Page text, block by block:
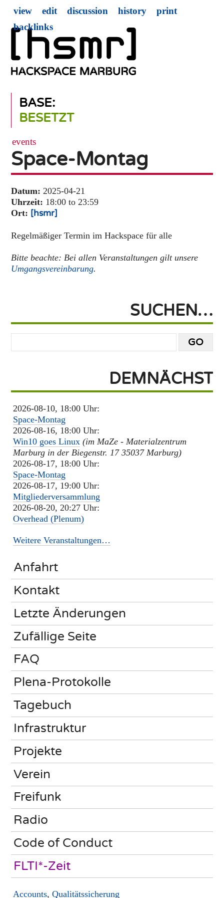
BASE:
BESETZT
view edit discussion history
print
backlinks
events
Space-Montag
Datum: 2025-04-21
Uhrzeit: 18:00 to 23:59
Ort: [hsmr]
Regelmäßiger Termin im Hackspace für alle
Bitte beachte: Bei allen Veranstaltungen gilt unsere
Umgangsvereinbarung.
SUCHEN…
DEMNÄCHST
2026-08-10, 18:00 Uhr:
Space-Montag
2026-08-16, 18:00 Uhr:
Win10 goes Linux (im MaZe - Materialzentrum
Marburg in der Biegenstr. 17 35037 Marburg)
2026-08-17, 18:00 Uhr:
Space-Montag
2026-08-17, 19:00 Uhr:
Mitgliederversammlung
2026-08-20, 20:27 Uhr:
Overhead (Plenum)
Weitere Veranstaltungen…
Anfahrt
Kontakt
Letzte Änderungen
Zufällige Seite
FAQ
Plena-Protokolle
Tagebuch
Infrastruktur
Projekte
Verein
Freifunk
Radio
Code of Conduct
FLTI*-Zeit
Accounts, Qualitätssicherung